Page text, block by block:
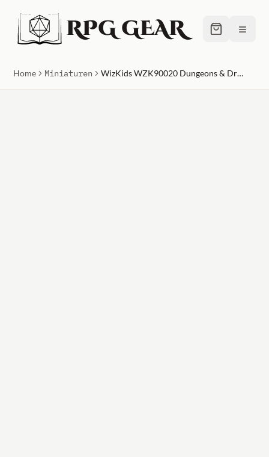
RPG GEAR ≡
Home Miniaturen WizKids WZK90020 Dungeons & Dragons Nolzurs Marvelous Unpainted Lich & Mummy Lord W11 Miniature